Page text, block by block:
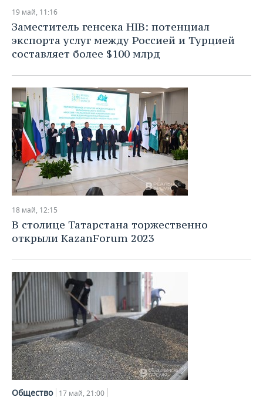
19 май, 11:16
Заместитель генсека HIB: потенциал
экспорта услуг между Россией и Турцией
составляет более $100 млрд
18 май, 12:15
В столице Татарстана торжественно
открыли KazanForum 2023
Общество 17 май, 21:00